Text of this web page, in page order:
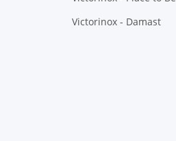
Victorinox - Damast